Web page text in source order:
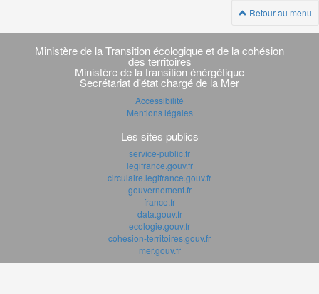
Retour au menu
Navigation
transverse
Ministère de la Transition écologique et de la cohésion
des territoires
Ministère de la transition énérgétique
Secrétariat d'état chargé de la Mer
Accessibilité
Mentions légales
Les sites publics
service-public.fr
legifrance.gouv.fr
circulaire.legifrance.gouv.fr
gouvernement.fr
france.fr
data.gouv.fr
ecologie.gouv.fr
cohesion-territoires.gouv.fr
mer.gouv.fr